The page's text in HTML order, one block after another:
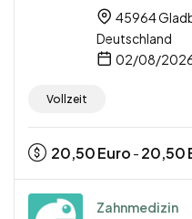
45964
Deutschland
02/08/
Vollzeit
20,50Euro - 20,50
Zahnmedizin